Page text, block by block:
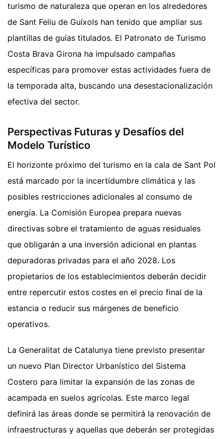
turismo de naturaleza que operan en los alrededores
de Sant Feliu de Guíxols han tenido que ampliar sus
plantillas de guías titulados. El Patronato de Turismo
Costa Brava Girona ha impulsado campañas
específicas para promover estas actividades fuera de
la temporada alta, buscando una desestacionalización
efectiva del sector.
Perspectivas Futuras y Desafíos del
Modelo Turístico
El horizonte próximo del turismo en la cala de Sant Pol
está marcado por la incertidumbre climática y las
posibles restricciones adicionales al consumo de
energía. La Comisión Europea prepara nuevas
directivas sobre el tratamiento de aguas residuales
que obligarán a una inversión adicional en plantas
depuradoras privadas para el año 2028. Los
propietarios de los establecimientos deberán decidir
entre repercutir estos costes en el precio final de la
estancia o reducir sus márgenes de beneficio
operativos.
La Generalitat de Catalunya tiene previsto presentar
un nuevo Plan Director Urbanístico del Sistema
Costero para limitar la expansión de las zonas de
acampada en suelos agrícolas. Este marco legal
definirá las áreas donde se permitirá la renovación de
infraestructuras y aquellas que deberán ser protegidas